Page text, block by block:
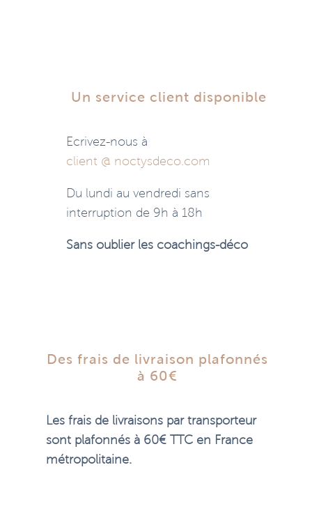
Un service client disponible
Ecrivez-nous à
client @ noctysdeco.com
Du lundi au vendredi sans
interruption de 9h à 18h
Sans oublier les coachings-déco
Des frais de livraison plafonnés
à 60€
Les frais de livraisons par transporteur
sont plafonnés à 60€ TTC en France
métropolitaine.